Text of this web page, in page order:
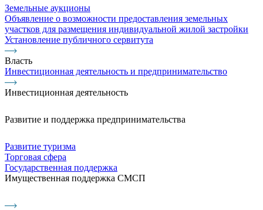
Земельные аукционы
Объявление о возможности предоставления земельных
участков для размещения индивидуальной жилой застройки
Установление публичного сервитута
Власть
Инвестиционная деятельность и предпринимательство
Инвестиционная деятельность
Развитие и поддержка предпринимательства
Развитие туризма
Торговая сфера
Государственная поддержка
Имущественная поддержка СМСП